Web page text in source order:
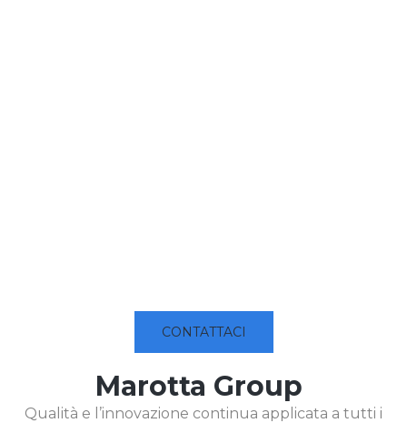
CONTATTACI
Marotta Group
Qualità e l’innovazione continua applicata a tutti i